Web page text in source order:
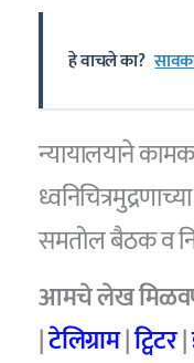
हे वाचले का?
न्यायालयाने
समतोल बैठक व
आमचेलेख
|टेलिग्राम|ट्विटर|